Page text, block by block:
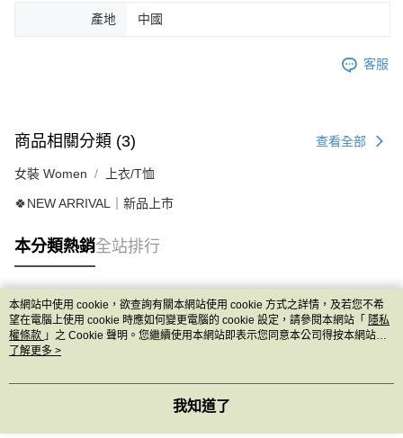
產地 中國
客服
商品相關分類 (3) 查看全部
女裝 Women 上衣/T恤
🍀NEW ARRIVAL｜新品上市
本分類熱銷全站排行
熱門標籤
本網站中使用 cookie，欲查詢有關本網站使用 cookie 方式之詳情，及若您不希
望在電腦上使用 cookie 時應如何變更電腦的 cookie 設定，請參閱本網站「 隱私
權條款 」之 Cookie 聲明。您繼續使用本網站即表示您同意本公司得按本網站使
用條款之 Cookie 聲明使用 cookie。
了解更多 >
我知道了